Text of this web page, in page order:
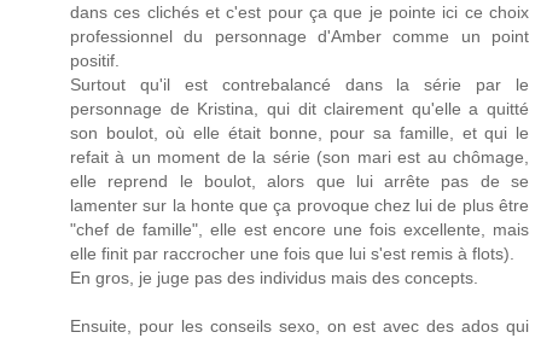
dans ces clichés et c'est pour ça que je pointe ici ce choix
professionnel du personnage d'Amber comme un point
positif.
Surtout qu'il est contrebalancé dans la série par le
personnage de Kristina, qui dit clairement qu'elle a quitté
son boulot, où elle était bonne, pour sa famille, et qui le
refait à un moment de la série (son mari est au chômage,
elle reprend le boulot, alors que lui arrête pas de se
lamenter sur la honte que ça provoque chez lui de plus être
"chef de famille", elle est encore une fois excellente, mais
elle finit par raccrocher une fois que lui s'est remis à flots).
En gros, je juge pas des individus mais des concepts.
Ensuite, pour les conseils sexo, on est avec des ados qui